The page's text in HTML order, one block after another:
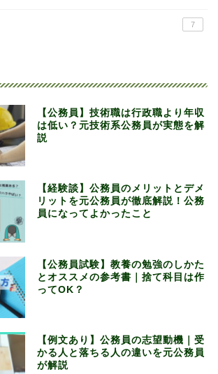
7
【公務員】技術職は行政職より年収
は低い？元技術系公務員が実態を解
説
【経験談】公務員のメリットとデメ
リットを元公務員が徹底解説！公務
員になってよかったこと
【公務員試験】教養の勉強のしかた
とオススメの参考書｜捨て科目は作
ってOK？
【例文あり】公務員の志望動機｜受
かる人と落ちる人の違いを元公務員
が解説